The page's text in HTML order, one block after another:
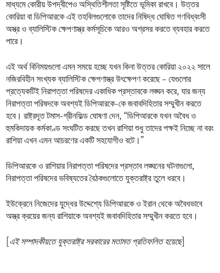
মাধ্যমে কোরীয় উপদ্বীপেও অস্থিতিশীলতা সৃষ্টিতে ভূমিকা রাখবে। উত্তর
কোরিয়া বা ডিপিআরকে এই তহবিলগুলোকে তাদের নিষিদ্ধ ঘোষিত গণবিধ্বংসী
অস্ত্র ও ব্যালিস্টিক ক্ষেপণাস্ত্র কর্মসূচিকে আরও অগ্রসর করতে ব্যবহার করতে
পারে।
এই অর্থ বিনিময়গুলো এমন সময়ে হচ্ছে যখন কিনা উত্তর কোরিয়া ২০২২ সালে
নজিরবিহীন সংখ্যক ব্যালিস্টিক ক্ষেপণাস্ত্র উৎক্ষেপণ করেছে – যেগুলোর
প্রত্যেকটিই নিরাপত্তা পরিষদের একাধিক প্রস্তাবকে লঙ্ঘন করে, যার জন্য
নিরাপত্তা পরিষদকে অবশ্যই ডিপিআরকে-কে জবাবদিহিতার সম্মুখীন করতে
হবে। রাষ্ট্রদূত টমাস-গ্রীনফিল্ড ঘোষণা দেন, “ডিপিআরকে যখন অবৈধ ও
হুমকিদায়ক কর্মকাণ্ড সংঘটিত করছে তখন রাশিয়া শুধু তাদের পক্ষই নিচ্ছে না বরং
রাশিয়া এখন এমন আচরণের একটি সহযোগীও বটে।”
ডিপিআরকে ও রাশিয়ার নিরাপত্তা পরিষদের প্রস্তাব লঙ্ঘনের ঘটনাগুলো,
নিরাপত্তা পরিষদের ভবিষ্যতের বৈঠকগুলোতে যুক্তরাষ্ট্র তুলে ধরবে।
ইউক্রেনে নিজেদের যুদ্ধের উদ্দেশ্যে ডিপিআরকে ও ইরান থেকে অবৈধভাবে
অস্ত্র ক্রয়ের জন্য রাশিয়াকে অবশ্যই জবাবদিহিতার সম্মুখীন করতে হবে।
এই সম্পাদকীয়তে যুক্তরাষ্ট্র সরকারের মতামত প্রতিফলিত হয়েছে]